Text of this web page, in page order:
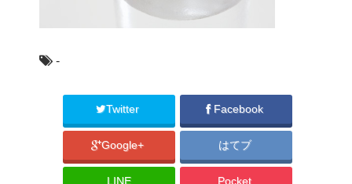
-
Twitter Facebook
Google+ はてブ
LINE Pocket